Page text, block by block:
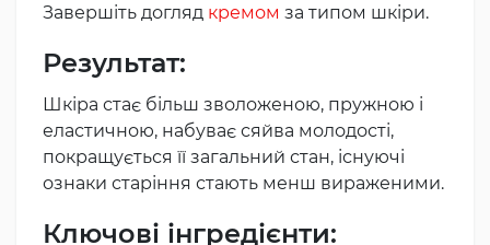
Завершіть догляд кремом за типом шкіри.
Результат:
Шкіра стає більш зволоженою, пружною і
еластичною, набуває сяйва молодості,
покращується її загальний стан, існуючі
ознаки старіння стають менш вираженими.
Ключові інгредієнти: